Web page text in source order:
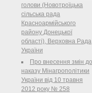
імуноферментних тест-
для досліджень сироватки
TORCH-інфекції та інші
передаються статевим
закуплених за кошти
бюджету України на 2013
бюджетною програмою
2301400 "Забезпечення
заходів окремих державних
та комплексних
голови (Новотроїцька
сільська рада
Красноармійського
району Донецької
області), Верховна Рада
України
Про внесення змін до
наказу Мінагрополітики
України від 10 травня
2012 року № 258